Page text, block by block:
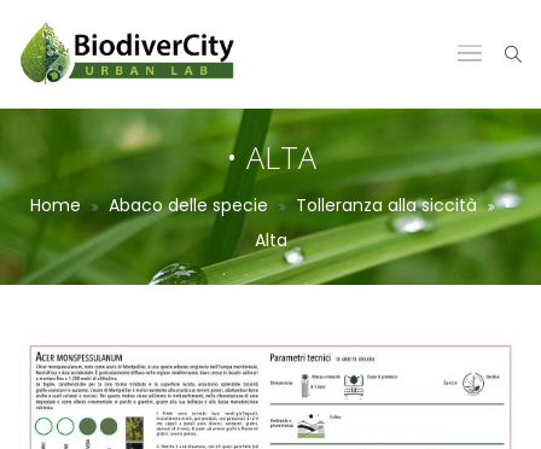
• ALTA
Home Abaco delle specie Tolleranza alla siccità
•
Alta